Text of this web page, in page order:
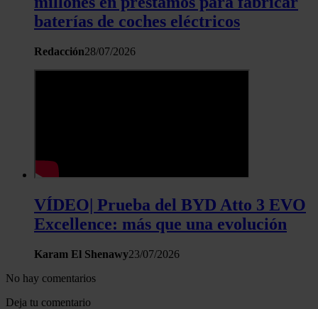
baterías de coches eléctricos
Redacción28/07/2026
VÍDEO| Prueba del BYD Atto 3 EVO
Excellence: más que una evolución
Karam El Shenawy23/07/2026
No hay comentarios
Deja tu comentario